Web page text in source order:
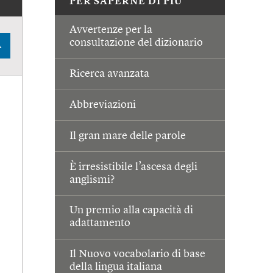
Avvertenze per la
consultazione del dizionario
Ricerca avanzata
Abbreviazioni
Il gran mare delle parole
È irresistibile l’ascesa degli
anglismi?
Un premio alla capacità di
adattamento
Il Nuovo vocabolario di base
della lingua italiana